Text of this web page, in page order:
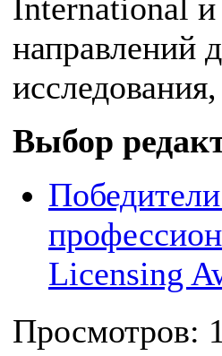
International и
направлений
Выбор
Licensing
Просмотров: